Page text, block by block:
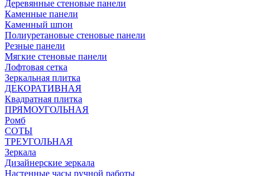
Деревянные стеновые панели
Каменные панели
Каменный шпон
Полиуретановые стеновые панели
Резные панели
Мягкие стеновые панели
Лофтовая сетка
Зеркальная плитка
ДЕКОРАТИВНАЯ
Квадратная плитка
ПРЯМОУГОЛЬНАЯ
Ромб
СОТЫ
ТРЕУГОЛЬНАЯ
Зеркала
Дизайнерские зеркала
Настенные часы ручной работы